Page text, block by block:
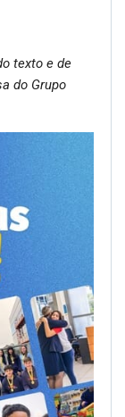
texto e de
do Grupo